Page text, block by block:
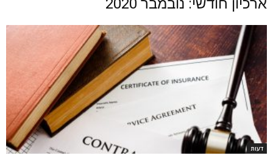
ארכיון חודשי: נובמבר 2020
דעות